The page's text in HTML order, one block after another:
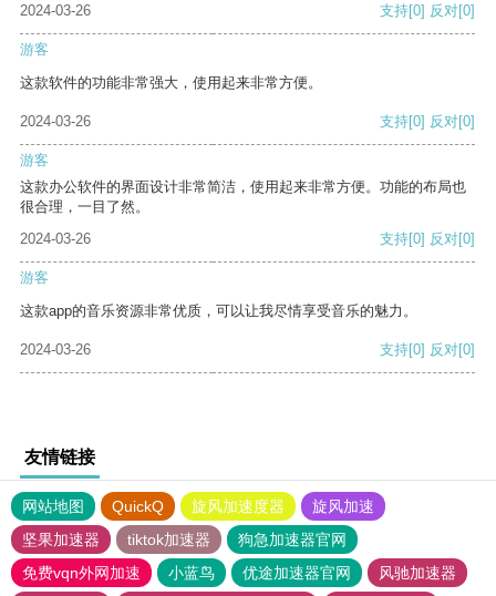
2024-03-26 支持[0] 反对[0]
游客
这款软件的功能非常强大，使用起来非常方便。
2024-03-26 支持[0] 反对[0]
游客
这款办公软件的界面设计非常简洁，使用起来非常方便。功能的布局也
很合理，一目了然。
2024-03-26
支持[0] 反对[0]
游客
这款app的音乐资源非常优质，可以让我尽情享受音乐的魅力。
2024-03-26 支持[0] 反对[0]
友情链接
网站地图 QuickQ 旋风加速度器
旋风加速
坚果加速器
tiktok加速器
狗急加速器官网
免费vqn外网加速
小蓝鸟 优途加速器官网
风驰加速器